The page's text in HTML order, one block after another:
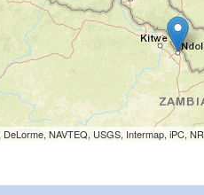
NAVTEQ, USGS, Intermap, iPC,